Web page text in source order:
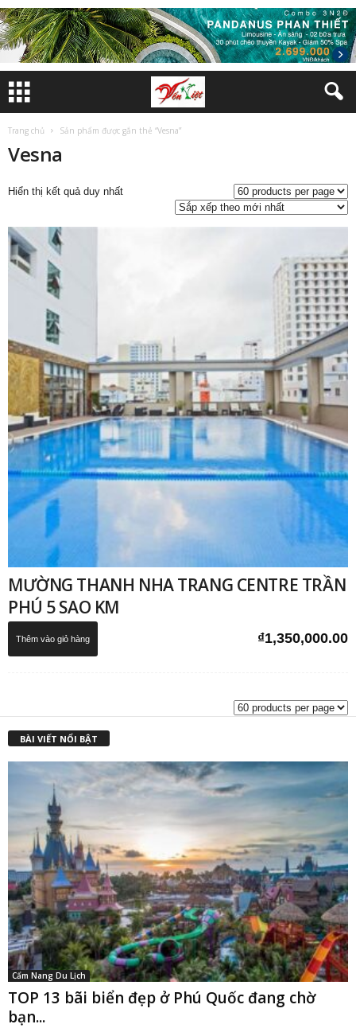
Trang chủ Sản phẩm được gắn thẻ “Vesna”
Vesna
Hiển thị kết quả duy nhất
MƯỜNG THANH NHA TRANG CENTRE TRẦN
PHÚ 5 SAO KM
₫1,350,000.00
Thêm vào giỏ hàng
BÀI VIẾT NỔI BẬT
Cẩm Nang Du Lịch
TOP 13 bãi biển đẹp ở Phú Quốc đang chờ
bạn...